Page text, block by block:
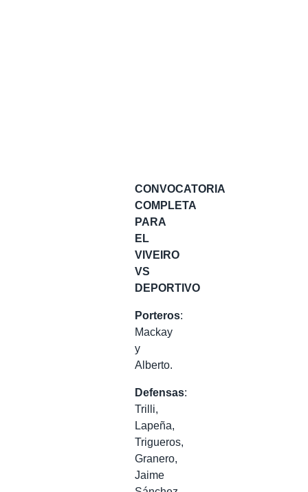
CONVOCATORIA
COMPLETA
PARA
EL
VIVEIRO
VS
DEPORTIVO
Porteros:
Mackay
y
Alberto.
Defensas:
Trilli,
Lapeña,
Trigueros,
Granero,
Jaime